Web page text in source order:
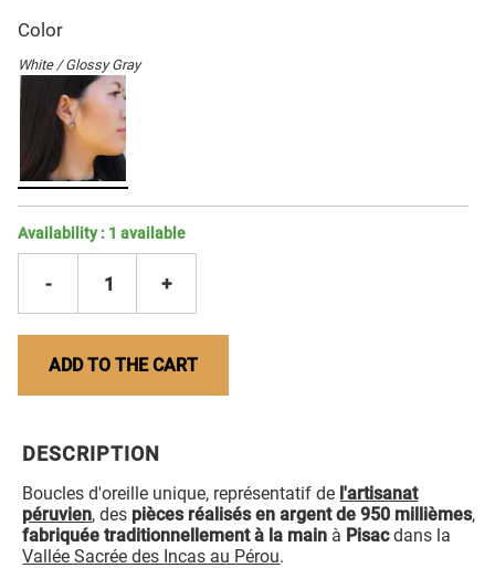
Color
White / Glossy Gray
Availability : 1 available
- 1 +
ADD TO THE CART
DESCRIPTION
Boucles d'oreille unique, représentatif de l'artisanat
péruvien, des pièces réalisés en argent de 950 millièmes,
fabriquée traditionnellement à la main à Pisacdans la
Vallée Sacrée des Incas au Pérou.